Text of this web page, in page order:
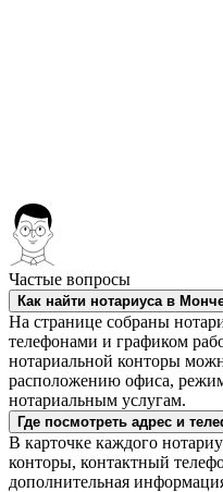
Частые вопросы
Как найти нотариуса в
На странице собраны
телефонами и графиком
нотариальной конторы
расположению офиса,
нотариальным услугам.
Где посмотреть адрес и
В карточке каждого
конторы, контактный
дополнительная